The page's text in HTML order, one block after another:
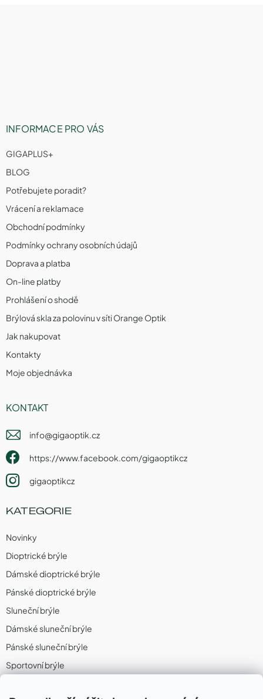
INFORMACE PRO VÁS
GIGAPLUS+
BLOG
Potřebujete poradit?
Vrácení a reklamace
Obchodní podmínky
Podmínky ochrany osobních údajů
Doprava a platba
On-line platby
Prohlášení o shodě
Brýlová skla za polovinu v síti Orange Optik
Jak nakupovat
Kontakty
Moje objednávka
KONTAKT
info@gigaoptik.cz
https://www.facebook.com/gigaoptikcz
gigaoptikcz
KATEGORIE
Novinky
Dioptrické brýle
Dámské dioptrické brýle
Pánské dioptrické brýle
Sluneční brýle
Dámské sluneční brýle
Pánské sluneční brýle
Sportovní brýle